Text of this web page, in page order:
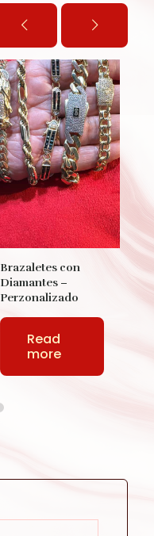
Brazaletes con
Diamantes –
Perzonalizado
Read
more